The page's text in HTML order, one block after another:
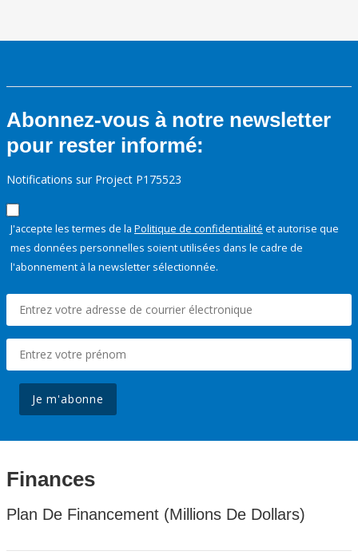
Abonnez-vous à notre newsletter
pour rester informé:
Notifications sur Project P175523
J'accepte les termes de la Politique de confidentialité et autorise que
mes données personnelles soient utilisées dans le cadre de
l'abonnement à la newsletter sélectionnée.
Je m'abonne
Finances
Plan De Financement (Millions De Dollars)